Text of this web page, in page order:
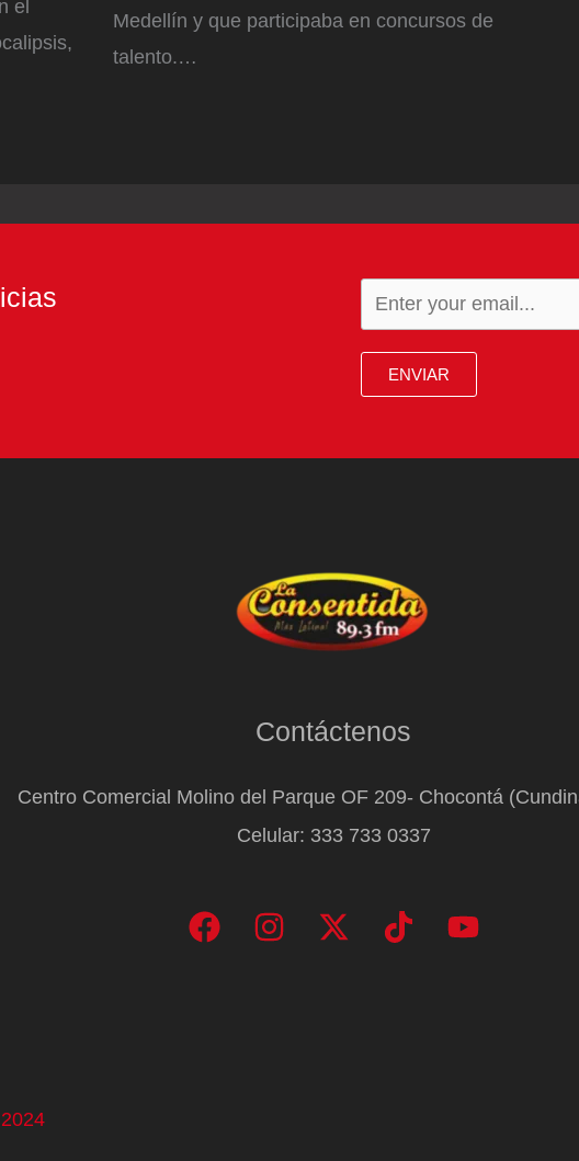
el
Medellín y que participaba en concursos de
talento.…
ENVIAR
Contáctenos
Centro Comercial Molino del Parque OF 209- Chocontá
Celular: 333 733 0337